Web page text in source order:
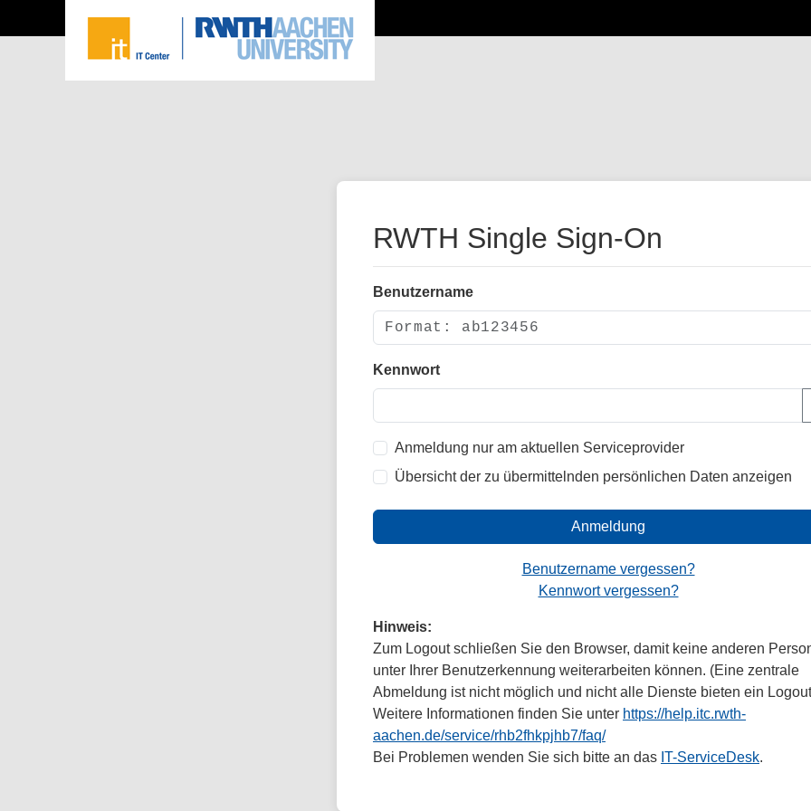
RWTH Single Sign-On
Benutzername
Kennwort
Anmeldung nur am aktuellen Serviceprovider
Übersicht der zu übermittelnden persönlichen Daten anzeigen
Anmeldung
Benutzername vergessen?
Kennwort vergessen?
Hinweis:
Zum Logout schließen Sie den Browser, damit keine anderen
unter Ihrer Benutzerkennung weiterarbeiten können. (Eine zentrale
Abmeldung ist nicht möglich und nicht alle Dienste bieten ein
Weitere Informationen finden Sie unter https://help.itc.rwth-
aachen.de/service/rhb2fhkpjhb7/faq/
Bei Problemen wenden Sie sich bitte an das IT-ServiceDesk.